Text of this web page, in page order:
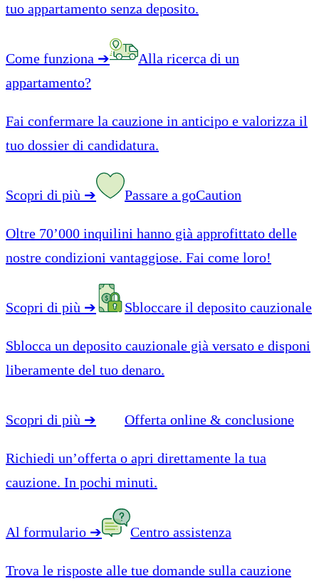
tuo appartamento senza deposito.
Come funziona ➔
Alla ricerca di un
appartamento?
Fai confermare la cauzione in anticipo e valorizza il
tuo dossier di candidatura.
Scopri di più ➔ Passare a goCaution
Oltre 70’000 inquilini hanno già approfittato delle
nostre condizioni vantaggiose. Fai come loro!
Scopri di più ➔ Sbloccare il deposito cauzionale
Sblocca un deposito cauzionale già versato e disponi
liberamente del tuo denaro.
Scopri di più ➔ Offerta online & conclusione
Richiedi un’offerta o apri direttamente la tua
cauzione. In pochi minuti.
Al formulario ➔ Centro assistenza
Trova le risposte alle tue domande sulla cauzione